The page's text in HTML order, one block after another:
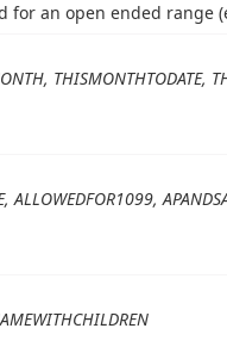
an open ended range
THISMONTHTODATE,
ALLOWEDFOR1099,